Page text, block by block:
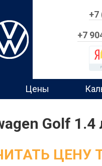
+7
+7
Цены
Golf 1.4
ЦЕНУ